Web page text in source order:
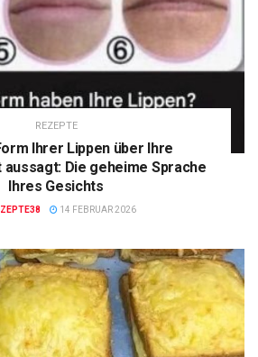
REZEPTE
Ihrer Lippen über Ihre
Die geheime Sprache
Ihres Gesichts
14 FEBRUAR 2026